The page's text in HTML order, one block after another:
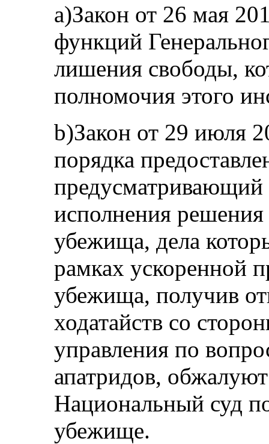
а)Закон от 26 мая
функций
лишения свободы,
полномочия этого
b)Закон от 29 июля
порядка
предусматривающий
исполнения
убежища, дела
рамках ускоренной
убежища, получив
ходатайств со
управления по
апатридов,
Национальный суд
убежище.